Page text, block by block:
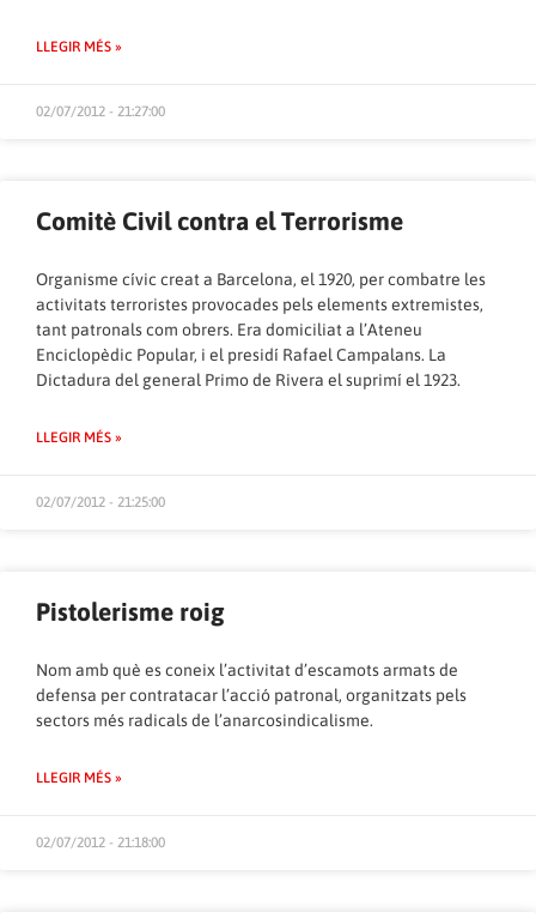
LLEGIR MÉS »
02/07/2012 - 21:27:00
Comitè Civil contra el Terrorisme
Organisme cívic creat a Barcelona, el 1920, per combatre les
activitats terroristes provocades pels elements extremistes,
tant patronals com obrers. Era domiciliat a l’Ateneu
Enciclopèdic Popular, i el presidí Rafael Campalans. La
Dictadura del general Primo de Rivera el suprimí el 1923.
LLEGIR MÉS »
02/07/2012 - 21:25:00
Pistolerisme roig
Nom amb què es coneix l’activitat d’escamots armats de
defensa per contratacar l’acció patronal, organitzats pels
sectors més radicals de l’anarcosindicalisme.
LLEGIR MÉS »
02/07/2012 - 21:18:00